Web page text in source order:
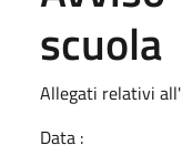
scuola
Allegati relativi
Data :